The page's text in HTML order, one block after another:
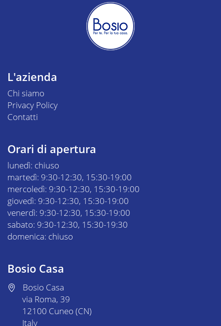
L'azienda
Chi siamo
Privacy Policy
Contatti
Orari di apertura
lunedì: chiuso
martedì: 9:30-12:30, 15:30-19:00
mercoledì: 9:30-12:30, 15:30-19:00
giovedì: 9:30-12:30, 15:30-19:00
venerdì: 9:30-12:30, 15:30-19:00
sabato: 9:30-12:30, 15:30-19:30
domenica: chiuso
Bosio Casa
Bosio Casa
via Roma, 39
12100 Cuneo (CN)
Italy